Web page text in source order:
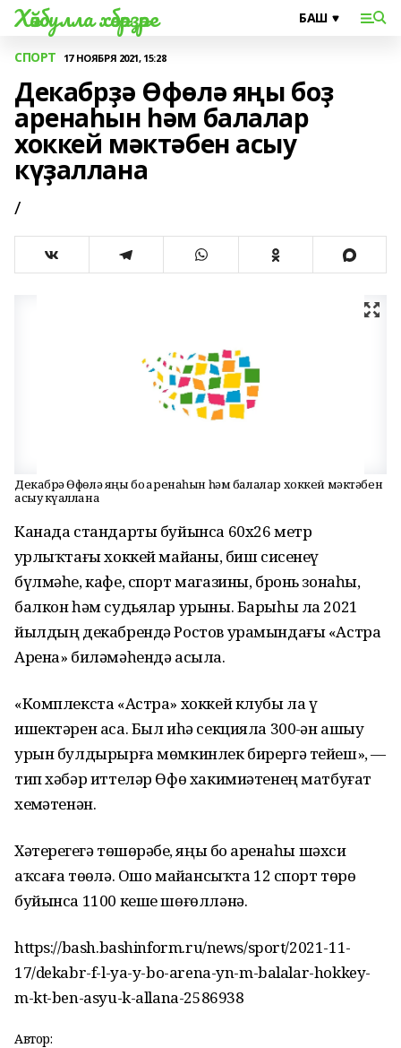
Хәйбулла хәбәрҙәре
СПОРТ 17 НОЯБРЯ 2021, 15:28
Декабрҙә Өфөлә яңы боҙ
аренаһын һәм балалар
хоккей мәктәбен асыу
күҙаллана
/
Декабрҙә Өфөлә яңы боҙ аренаһын һәм балалар хоккей мәктәбен
асыу күҙаллана
Канада стандарты буйынса 60х26 метр
ҙурлыҡтағы хоккей майҙаны, биш сисенеү
бүлмәһе, кафе, спорт магазины, бронь зонаһы,
балкон һәм судьялар урыны. Барыһы ла 2021
йылдың декабрендә Ростов урамындағы «Астра
Арена» биләмәһендә асыла.
«Комплекста «Астра» хоккей клубы ла үҙ
ишектәрен аса. Был иһә секцияла 300-ҙән ашыу
урын булдырырға мөмкинлек бирергә тейеш», —
тип хәбәр иттеләр Өфө хакимиәтенең матбуғат
хеҙмәтенән.
Хәтерегеҙгә төшөрәбеҙ, яңы боҙ аренаһы шәхси
аҡсаға төҙөлә. Ошо майҙансыҡта 12 спорт төрө
буйынса 1100 кеше шөғөлләнә.
https://bash.bashinform.ru/news/sport/2021-11-
17/dekabr-f-l-ya-y-bo-arena-yn-m-balalar-hokkey-
m-kt-ben-asyu-k-allana-2586938
Автор: